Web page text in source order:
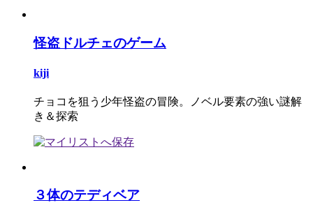
怪盗ドルチェのゲーム
kiji
チョコを狙う少年怪盗の冒険。ノベル要素の強い謎解
き＆探索
３体のテディベア